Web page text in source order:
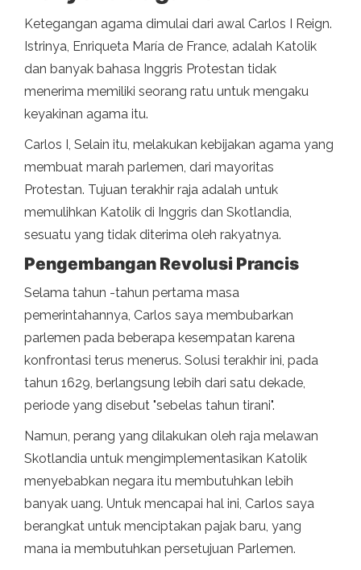
Ketegangan agama dimulai dari awal Carlos I Reign.
Istrinya, Enriqueta María de France, adalah Katolik
dan banyak bahasa Inggris Protestan tidak
menerima memiliki seorang ratu untuk mengaku
keyakinan agama itu.
Carlos I, Selain itu, melakukan kebijakan agama yang
membuat marah parlemen, dari mayoritas
Protestan. Tujuan terakhir raja adalah untuk
memulihkan Katolik di Inggris dan Skotlandia,
sesuatu yang tidak diterima oleh rakyatnya.
Pengembangan Revolusi Prancis
Selama tahun -tahun pertama masa
pemerintahannya, Carlos saya membubarkan
parlemen pada beberapa kesempatan karena
konfrontasi terus menerus. Solusi terakhir ini, pada
tahun 1629, berlangsung lebih dari satu dekade,
periode yang disebut "sebelas tahun tirani".
Namun, perang yang dilakukan oleh raja melawan
Skotlandia untuk mengimplementasikan Katolik
menyebabkan negara itu membutuhkan lebih
banyak uang. Untuk mencapai hal ini, Carlos saya
berangkat untuk menciptakan pajak baru, yang
mana ia membutuhkan persetujuan Parlemen.